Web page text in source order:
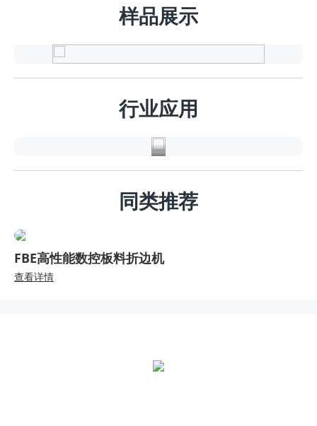
样品展示
行业应用
健
身
器
材
同类推荐
FBE高性能数控板料折边机
查看详情